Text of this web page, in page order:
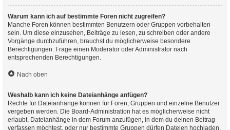
Warum kann ich auf bestimmte Foren nicht zugreifen?
Manche Foren können bestimmten Benutzern oder Gruppen vorbehalten
sein. Um diese einzusehen, Beiträge zu lesen, zu schreiben oder andere
Vorgänge durchzuführen, brauchst du möglicherweise besondere
Berechtigungen. Frage einen Moderator oder Administrator nach
entsprechenden Berechtigungen.
Nach oben
Weshalb kann ich keine Dateianhänge anfügen?
Rechte für Dateianhänge können für Foren, Gruppen und einzelne Benutzer
vergeben werden. Die Board-Administration hat es möglicherweise nicht
erlaubt, Dateianhänge in dem Forum anzufügen, in dem du deinen Beitrag
verfassen möchtest, oder nur bestimmte Gruppen dürfen Dateien hochladen.